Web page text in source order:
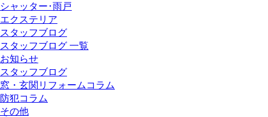
シャッター･雨戸
エクステリア
スタッフブログ
スタッフブログ 一覧
お知らせ
スタッフブログ
窓・玄関リフォームコラム
防犯コラム
その他